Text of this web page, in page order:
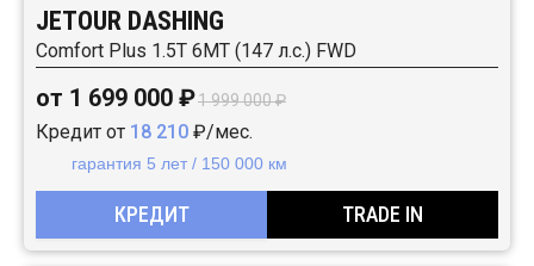
JETOUR DASHING
Comfort Plus 1.5T 6МТ (147 л.с.) FWD
от 1 699 000 ₽1 999 000 ₽
Кредит от 18 210 ₽/мес.
гарантия 5 лет / 150 000 км
КРЕДИТ TRADE IN